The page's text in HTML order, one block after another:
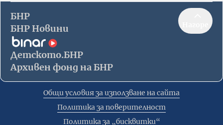
БНР
БНР Новини
Детското.БНР
Архивен фонд на БНР
Общи условия за използване на сайта
Политика за поверителност
Политика за „бисквитки“